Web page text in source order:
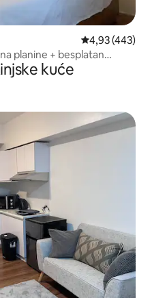
Prosječna
4,93 (443)
planine + besplatan
kuće